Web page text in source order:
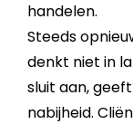
handelen.
Steeds
denkt niet in
sluit aan,
nabijheid.